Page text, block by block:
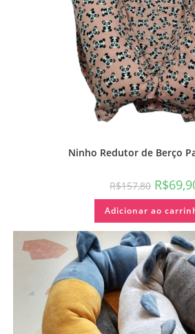
Ninho Redutor de Berço
R$157,80 R$
Adicionar ao